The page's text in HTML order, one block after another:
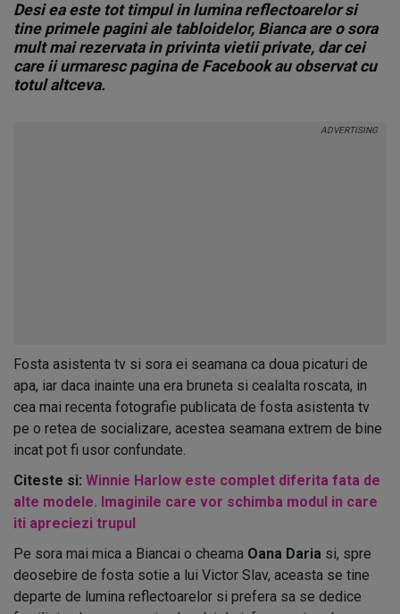
Desi ea este tot timpul in lumina reflectoarelor si
tine primele pagini ale tabloidelor, Bianca are o sora
mult mai rezervata in privinta vietii private, dar cei
care ii urmaresc pagina de Facebook au observat cu
totul altceva.
Fosta asistenta tv si sora ei seamana ca doua picaturi de
apa, iar daca inainte una era bruneta si cealalta roscata, in
cea mai recenta fotografie publicata de fosta asistenta tv
pe o retea de socializare, acestea seamana extrem de bine
incat pot fi usor confundate.
Citeste si: Winnie Harlow este complet diferita fata de
alte modele. Imaginile care vor schimba modul in care
iti apreciezi trupul
Pe sora mai mica a Biancai o cheama Oana Daria si, spre
deosebire de fosta sotie a lui Victor Slav, aceasta se tine
departe de lumina reflectoarelor si prefera sa se dedice